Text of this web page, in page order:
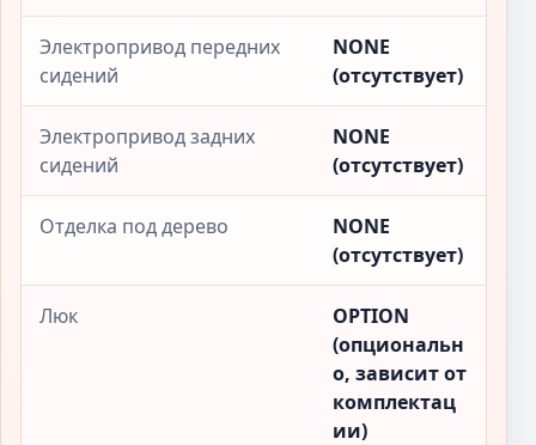
Электропривод передних
сидений
NONE
(отсутствует)
Электропривод задних
сидений
NONE
(отсутствует)
Отделка под дерево
NONE
(отсутствует)
Люк
OPTION
(опциональн
о, зависит от
комплектац
ии)